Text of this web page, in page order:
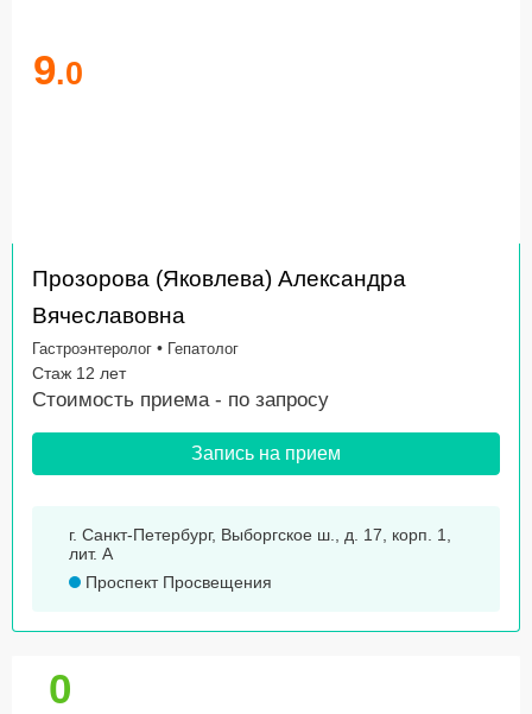
9.0
Прозорова (Яковлева) Александра
Вячеславовна
Гастроэнтеролог • Гепатолог
Стаж 12 лет
Стоимость приема - по запросу
Запись на прием
г. Санкт-Петербург, Выборгское ш., д. 17, корп. 1,
лит. А
Проспект Просвещения
0